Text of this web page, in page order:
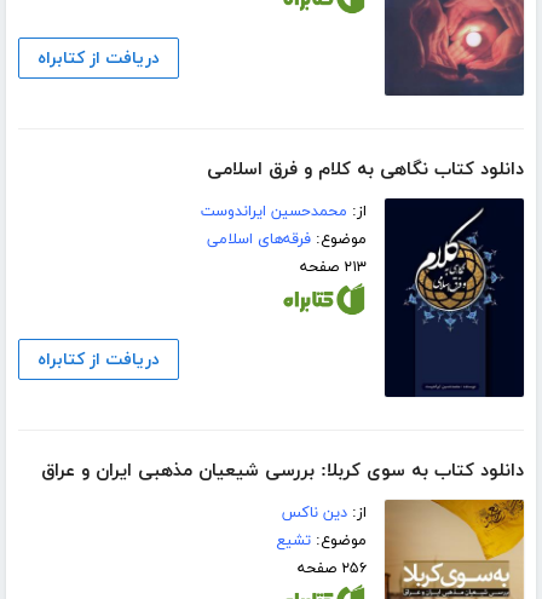
دریافت از کتابراه
دانلود کتاب نگاهی به کلام و فرق اسلامی
از: محمدحسین ایراندوست
موضوع:فرقه‌های اسلامی
۲۱۳ صفحه
دریافت از کتابراه
دانلود کتاب به سوی کربلا: بررسی شیعیان مذهبی ایران و عراق
از:دین ناکس
موضوع:تشیع
۲۵۶ صفحه